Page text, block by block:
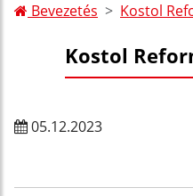
Bevezetés Kostol
Kostol
05.12.2023